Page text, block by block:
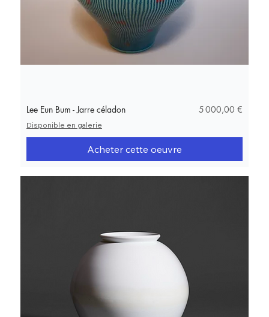
Lee Eun Bum - Jarre céladon Prix
5 000,00 €
Disponible en galerie
Acheter cette oeuvre